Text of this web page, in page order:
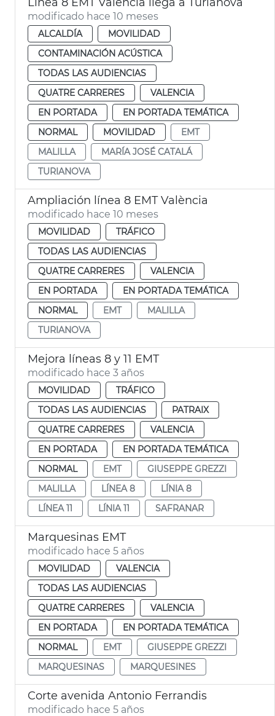
modificado hace 10 meses
ALCALDÍA
MOVILIDAD
CONTAMINACIÓN ACÚSTICA
TODAS LAS AUDIENCIAS
QUATRE CARRERES
VALENCIA
EN PORTADA
EN PORTADA TEMÁTICA
NORMAL
MOVILIDAD
EMT
MALILLA
MARÍA JOSÉ CATALÁ
TURIANOVA
Ampliación línea 8 EMT València
modificado hace 10 meses
MOVILIDAD
TRÁFICO
TODAS LAS AUDIENCIAS
QUATRE CARRERES
VALENCIA
EN PORTADA
EN PORTADA TEMÁTICA
NORMAL
EMT
MALILLA
TURIANOVA
Mejora líneas 8 y 11 EMT
modificado hace 3 años
MOVILIDAD
TRÁFICO
TODAS LAS AUDIENCIAS
PATRAIX
QUATRE CARRERES
VALENCIA
EN PORTADA
EN PORTADA TEMÁTICA
NORMAL
EMT
GIUSEPPE GREZZI
MALILLA
LÍNEA 8
LÍNIA 8
LÍNEA 11
LÍNIA 11 SAFRANAR
Marquesinas EMT
modificado hace 5 años
MOVILIDAD
VALENCIA
TODAS LAS AUDIENCIAS
QUATRE CARRERES
VALENCIA
EN PORTADA
EN PORTADA TEMÁTICA
NORMAL
EMT
GIUSEPPE GREZZI
MARQUESINAS
MARQUESINES
Corte avenida Antonio Ferrandis
modificado hace 5 años